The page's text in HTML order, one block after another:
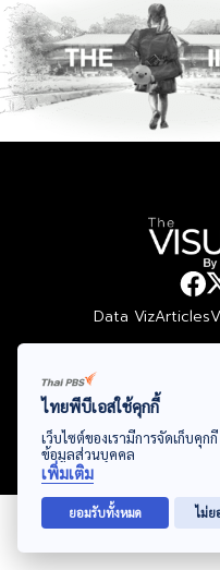
Data VizArticles
© Thai Public
ไทยพีบีเอสใช้คุกกี้
เว็บไซต์ของเรามีการจัดเก็บคุ
ข้อมูลส่วนบุคคล
เพิ่มเติม
ยอมรับทั้งหมด ไม่ย